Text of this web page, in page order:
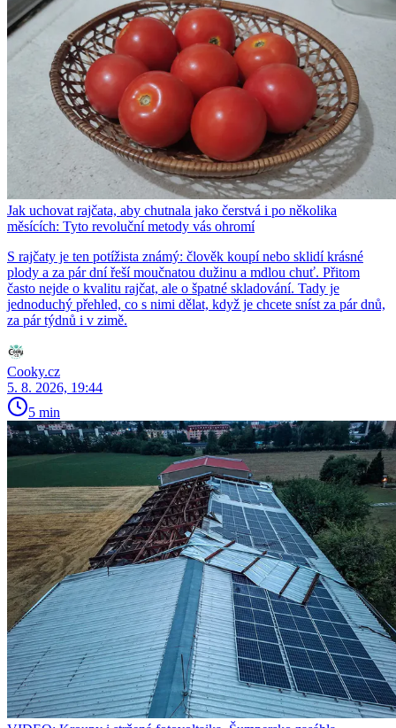
Jak uchovat rajčata, aby chutnala jako čerstvá i po několika
měsících: Tyto revoluční metody vás ohromí
S rajčaty je ten potížista známý: člověk koupí nebo sklidí krásné
plody a za pár dní řeší moučnatou dužinu a mdlou chuť. Přitom
často nejde o kvalitu rajčat, ale o špatné skladování. Tady je
jednoduchý přehled, co s nimi dělat, když je chcete sníst za pár dnů,
za pár týdnů i v zimě.
Cooky.cz
5. 8. 2026, 19:44
5 min